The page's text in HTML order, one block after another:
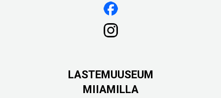
LASTEMUUSEUM
MIIAMILLA